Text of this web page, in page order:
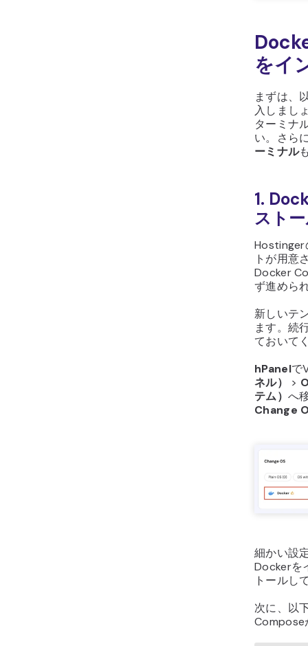
をイ
まずは、
入しまし
ターミナ
い。さら
ーミナル
1.
スト
Hostinger
トが用意
Docker
ず進めら
新しいテ
ます。続
ておいて
hPanelで
ネル）
>
テム） へ
Change
細かい設
Dockerを
トールし
次に、以
Compose